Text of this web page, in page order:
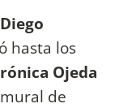
Diego
hasta los
Ojeda
de